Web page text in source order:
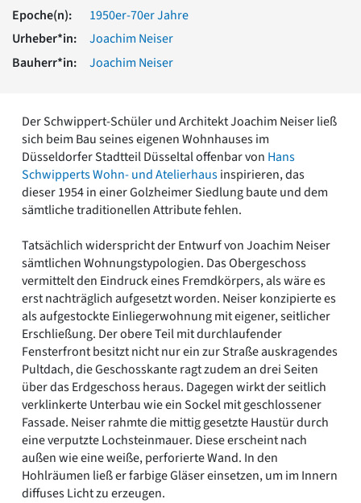
Romanik
Vorromanik
Römische Antike
Über uns
Fachbeirat
Freunde & Förderer
Kontakt
Impressum
Datenschutz
Suchbegriff eingeben
Epoche(n):
1950er-70er Jahre
Urheber*in:
Joachim Neiser
Bauherr*in:
Joachim Neiser
Der Schwippert-Schüler und Architekt Joachim Neiser ließ
sich beim Bau seines eigenen Wohnhauses im
Düsseldorfer Stadtteil Düsseltal offenbar von Hans
Schwipperts Wohn- und Atelierhausinspirieren, das
dieser 1954 in einer Golzheimer Siedlung baute und dem
sämtliche traditionellen Attribute fehlen.
Tatsächlich widerspricht der Entwurf von Joachim Neiser
sämtlichen Wohnungstypologien. Das Obergeschoss
vermittelt den Eindruck eines Fremdkörpers, als wäre es
erst nachträglich aufgesetzt worden. Neiser konzipierte es
als aufgestockte Einliegerwohnung mit eigener, seitlicher
Erschließung. Der obere Teil mit durchlaufender
Fensterfront besitzt nicht nur ein zur Straße auskragendes
Pultdach, die Geschosskante ragt zudem an drei Seiten
über das Erdgeschoss heraus. Dagegen wirkt der seitlich
verklinkerte Unterbau wie ein Sockel mit geschlossener
Fassade. Neiser rahmte die mittig gesetzte Haustür durch
eine verputzte Lochsteinmauer. Diese erscheint nach
außen wie eine weiße, perforierte Wand. In den
Hohlräumen ließ er farbige Gläser einsetzen, um im Innern
diffuses Licht zu erzeugen.